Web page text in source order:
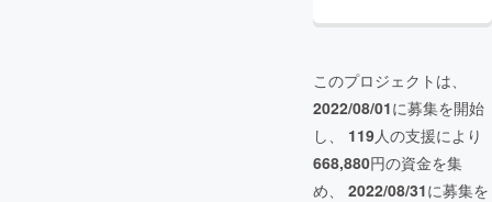
このプロジェクトは、
2022/08/01に募集を開始
し、 119人の支援により
668,880円の資金を集
め、 2022/08/31に募集を